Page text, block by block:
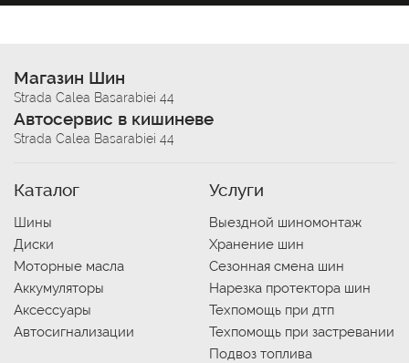
Магазин Шин
Strada Calea Basarabiei 44
Автосервис в кишиневе
Strada Calea Basarabiei 44
Каталог
Шины
Диски
Моторные масла
Аккумуляторы
Аксессуары
Автосигнализации
Услуги
Выездной шиномонтаж
Хранение шин
Сезонная смена шин
Нарезка протектора шин
Техпомощь при дтп
Техпомощь при застревании
Подвоз топлива